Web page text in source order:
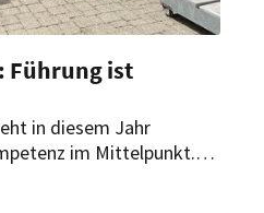
Führung ist
in diesem Jahr
im Mittelpunkt.